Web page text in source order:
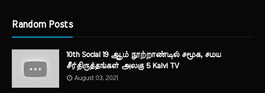
Random Posts
10th Social 19 ஆம் நூற்றாண்டில் சமூக, சமய
சீர்திருத்தங்கள் அலகு 5 Kalvi TV
August 03, 2021